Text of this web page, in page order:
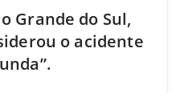
Grande do Sul,
o acidente